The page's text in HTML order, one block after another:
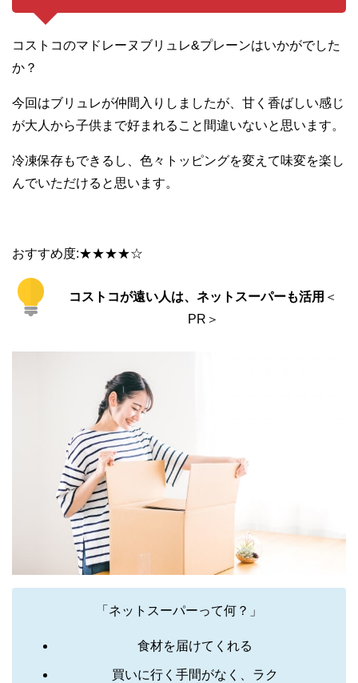
コストコのマドレーヌブリュレ&プレーンはいかがでした
か？
今回はブリュレが仲間入りしましたが、甘く香ばしい感じ
が大人から子供まで好まれること間違いないと思います。
冷凍保存もできるし、色々トッピングを変えて味変を楽し
んでいただけると思います。
おすすめ度:★★★★☆
コストコが遠い人は、ネットスーパーも活用 ＜
PR＞
「ネットスーパーって何？」
食材を届けてくれる
買いに行く手間がなく、ラク